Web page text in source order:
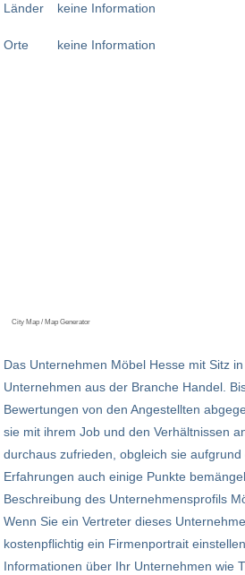
Länder
Orte
keine Information
keine Information
City Map / Map Generator
Das Unternehmen Möbel Hesse mit Sitz
Unternehmen aus der Branche Handel.
Bewertungen von den Angestellten
sie mit ihrem Job und den Verhältnissen
durchaus zufrieden, obgleich sie
Erfahrungen auch einige Punkte
Beschreibung des Unternehmensprofils
Wenn Sie ein Vertreter dieses
kostenpflichtig ein Firmenportrait
Informationen über Ihr Unternehmen wie